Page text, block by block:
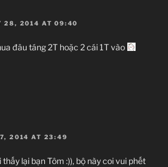
28, 2014 AT 09:40
đâu táng 2T hoặc 2 cái 1T vào
2014 AT 23:49
thấy lại bạn Tôm :)), bộ này coi vui phết